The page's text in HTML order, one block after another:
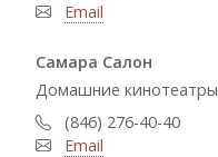
Email
Самара Салон
Домашние кинотеатры
(846) 276-40-40
Email